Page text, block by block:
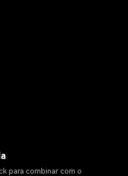
para combinar com o